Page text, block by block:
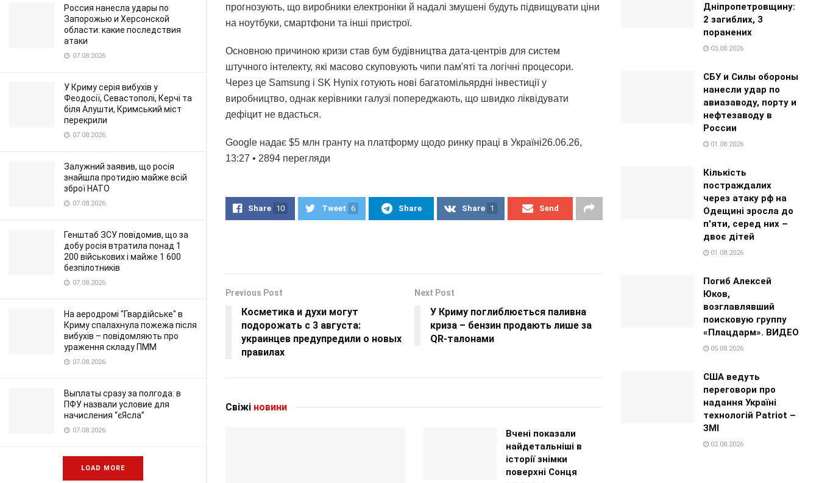
Россия нанесла удары по
Запорожью и Херсонской
области: какие последствия
атаки
07.08.2026
У Криму серія вибухів у
Феодосії, Севастополі, Керчі та
біля Алушти, Кримський міст
перекрили
07.08.2026
Залужний заявив, що росія
знайшла протидію майже всій
зброї НАТО
07.08.2026
Генштаб ЗСУ повідомив, що за
добу росія втратила понад 1
200 військових і майже 1 600
безпілотників
07.08.2026
На аеродромі "Гвардійське" в
Криму спалахнула пожежа після
вибухів – повідомляють про
ураження складу ПММ
07.08.2026
Выплаты сразу за полгода: в
ПФУ назвали условие для
начисления “єЯсла”
07.08.2026
LOAD MORE
прогнозують, що виробники електроніки й надалі змушені будуть підвищувати ціни
на ноутбуки, смартфони та інші пристрої.
Основною причиною кризи став бум будівництва дата-центрів для систем
штучного інтелекту, які масово скуповують чипи пам'яті та логічні процесори.
Через це Samsung і SK Hynix готують нові багатомільярдні інвестиції у
виробництво, однак керівники галузі попереджають, що швидко ліквідувати
дефіцит не вдасться.
Google надає $5 млн гранту на платформу щодо ринку праці в Україні26.06.26,
13:27 • 2894 перегляди
Share 10 Tweet 6 Share Share 1 Send
Previous Post
Косметика и духи могут
подорожать с 3 августа:
украинцев предупредили о новых
правилах
Next Post
У Криму поглиблюється паливна
криза – бензин продають лише за
QR-талонами
Свіжі новини
Вчені показали
найдетальніші в
історії знімки
поверхні Сонця
Дніпропетровщину:
2 загиблих, 3
поранених
03.08.2026
СБУ и Силы обороны
нанесли удар по
авиазаводу, порту и
нефтезаводу в
России
01.08.2026
Кількість
постраждалих
через атаку рф на
Одещині зросла до
п'яти, серед них –
двоє дітей
01.08.2026
Погиб Алексей
Юков,
возглавлявший
поисковую группу
«Плацдарм». ВИДЕО
05.08.2026
США ведуть
переговори про
надання Україні
технологій Patriot –
ЗМІ
02.08.2026